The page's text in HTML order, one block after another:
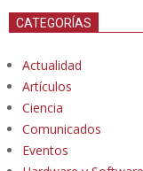
CATEGORÍAS
Actualidad
Artículos
Ciencia
Comunicados
Eventos